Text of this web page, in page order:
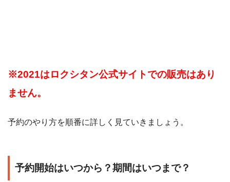
※2021はロクシタン公式サイトでの販売はあり
ません。
予約のやり方を順番に詳しく見ていきましょう。
予約開始はいつから？期間はいつまで？